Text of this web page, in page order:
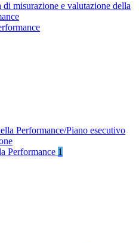
di misurazione e valutazione della
Performance/Piano esecutivo
Performance 1